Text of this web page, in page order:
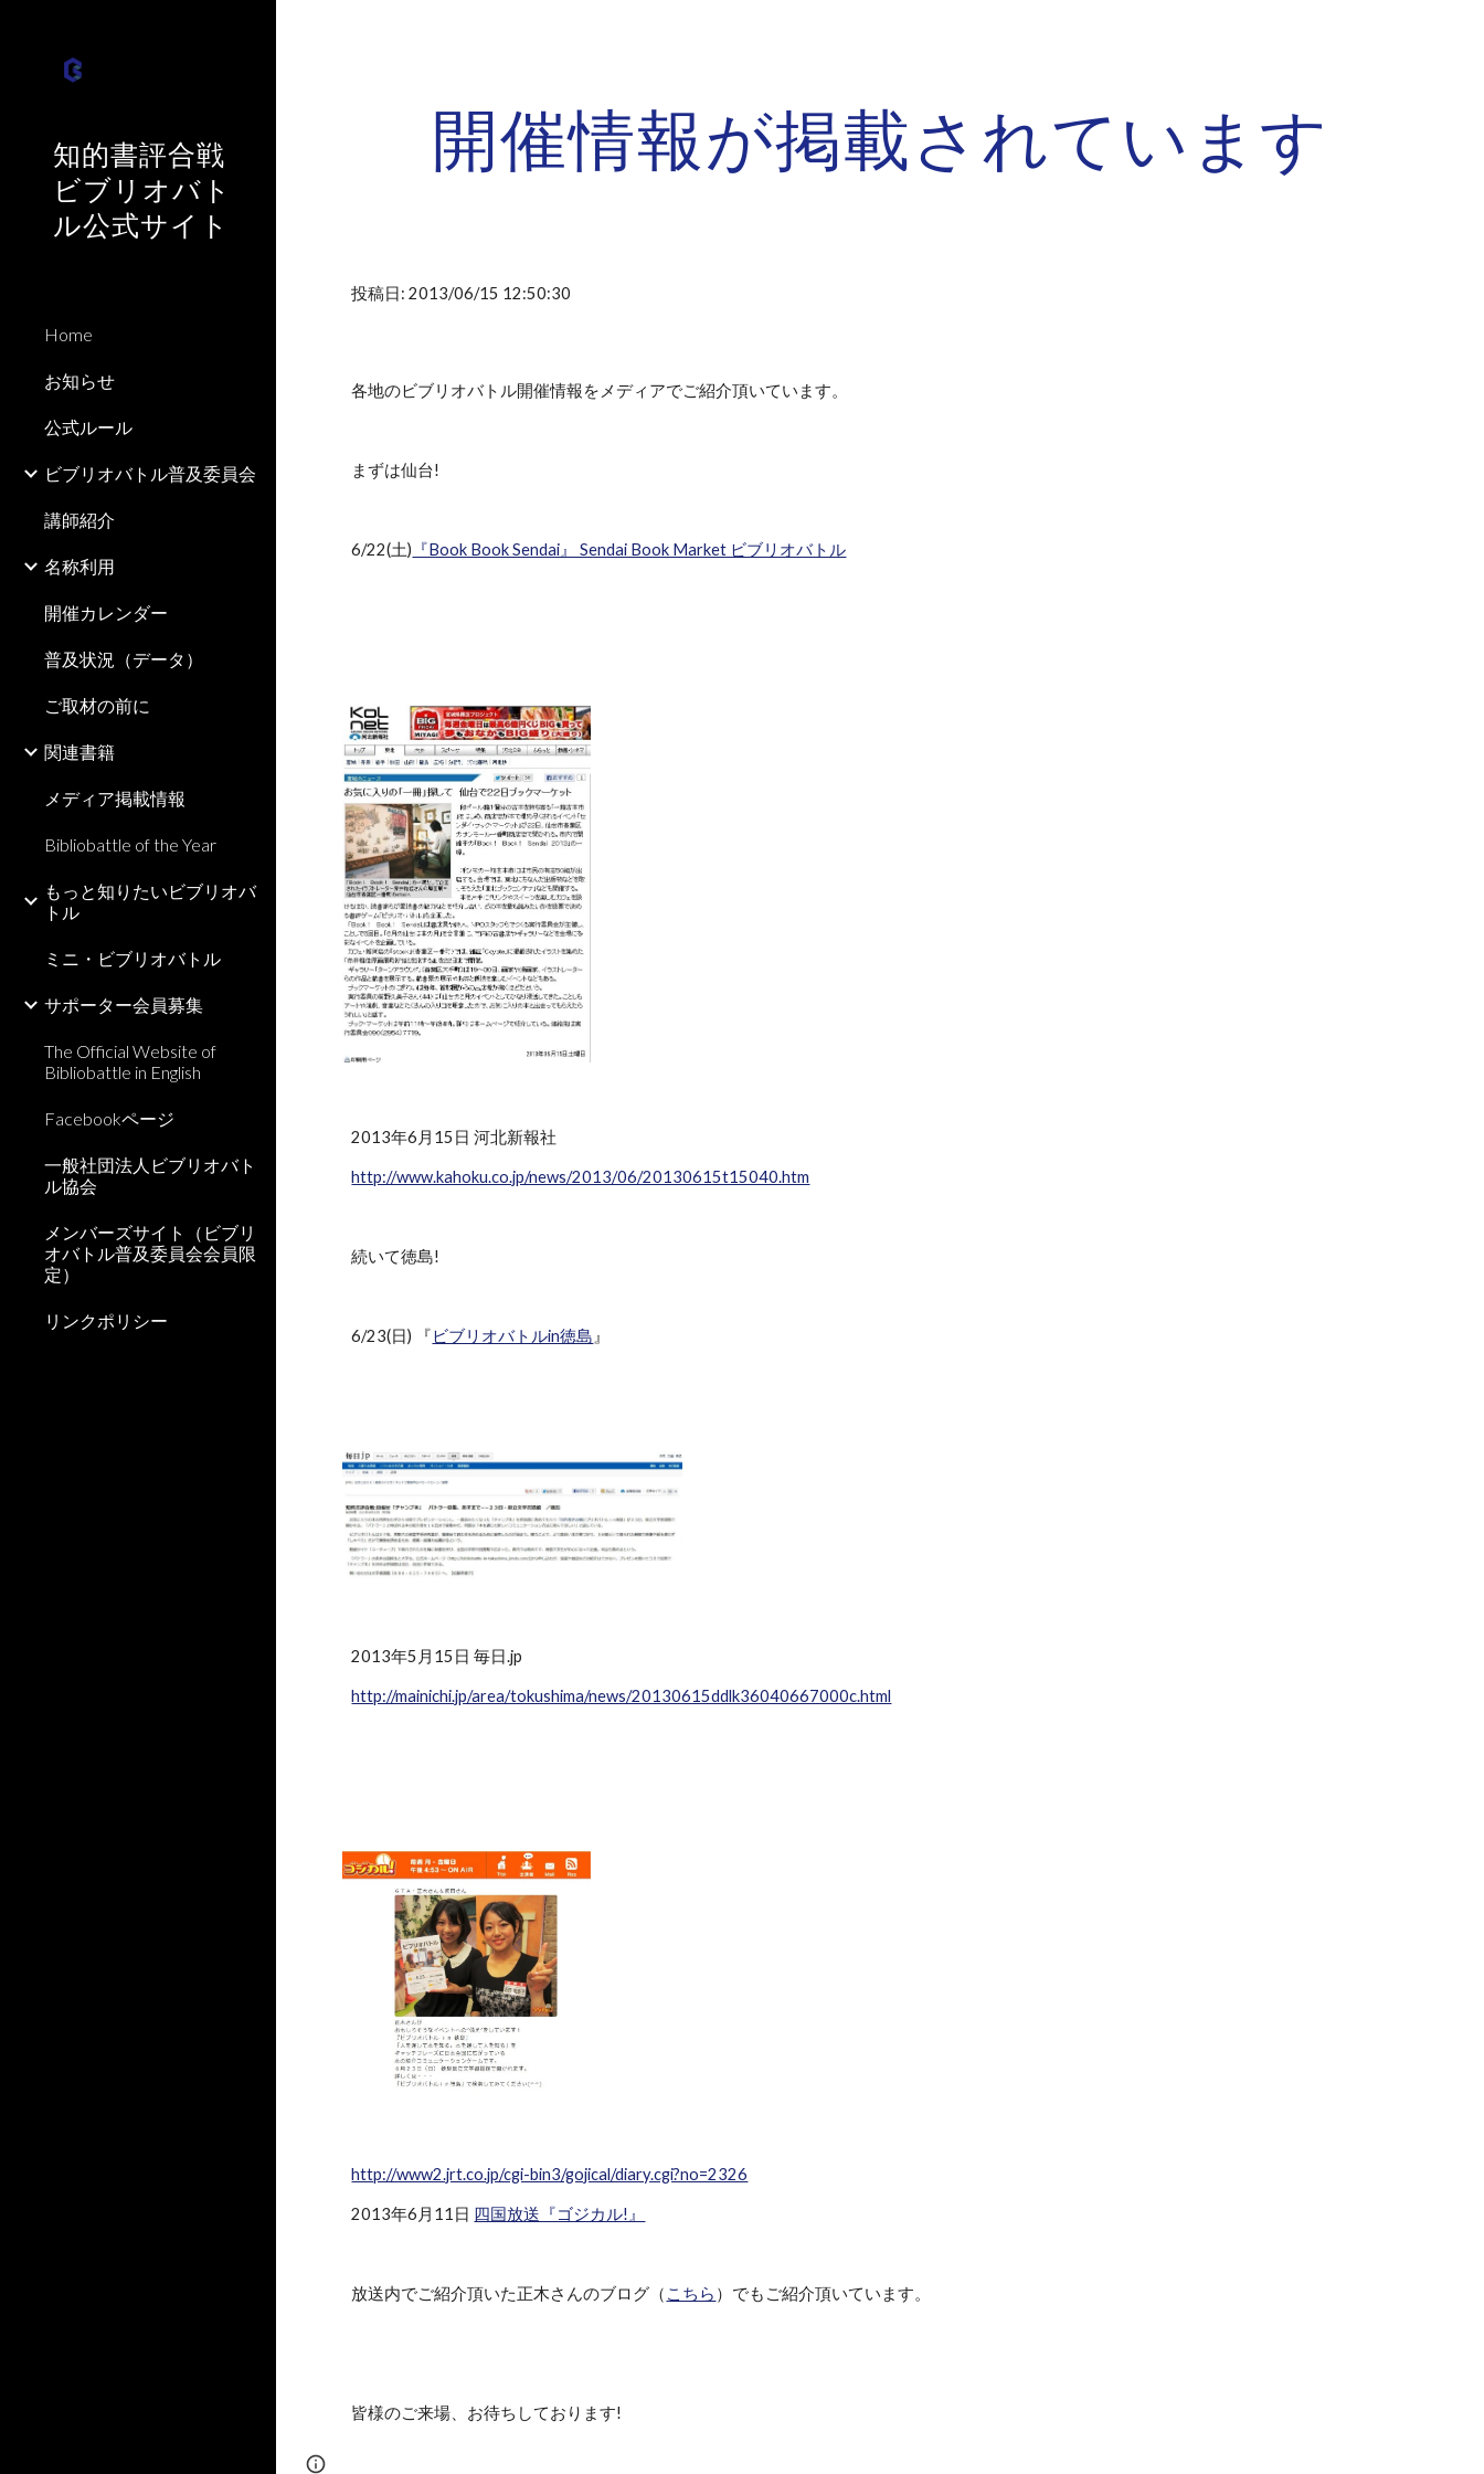
知的書評合戦
ビブリオバト
ル公式サイト
Home
お知らせ
公式ルール
ビブリオバトル普及委員会
講師紹介
名称利用
開催カレンダー
普及状況（データ）
ご取材の前に
関連書籍
メディア掲載情報
Bibliobattle of the Year
もっと知りたいビブリオバ
トル
ミニ・ビブリオバトル
サポーター会員募集
The Official Website of
Bibliobattle in English
Facebookページ
一般社団法人ビブリオバト
ル協会
メンバーズサイト（ビブリ
オバトル普及委員会会員限
定）
リンクポリシー
開催情報が掲載されています
投稿日: 2013/06/15 12:50:30
各地のビブリオバトル開催情報をメディアでご紹介頂いています。
まずは仙台!
6/22(土) 『Book Book Sendai』 Sendai Book Market ビブリオバトル
2013年6月15日 河北新報社
http://www.kahoku.co.jp/news/2013/06/20130615t15040.htm
続いて徳島!
6/23(日) 『ビブリオバトルin徳島 』
2013年5月15日 毎日.jp
http://mainichi.jp/area/tokushima/news/20130615ddlk36040667000c.html
http://www2.jrt.co.jp/cgi-bin3/gojical/diary.cgi?no=2326
2013年6月11日 四国放送『ゴジカル!』
放送内でご紹介頂いた正木さんのブログ（ こちら ）でもご紹介頂いています。
皆様のご来場、お待ちしております!